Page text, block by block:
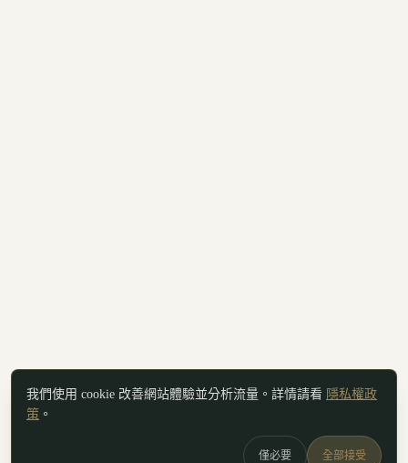
我們使用 cookie 改善網站體驗並分析流量。詳情請看 隱私權政
策 。
僅必要 全部接受